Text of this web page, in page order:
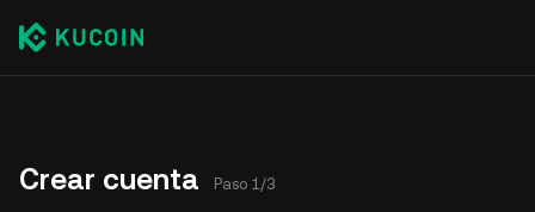
Crear cuenta Paso 1/3